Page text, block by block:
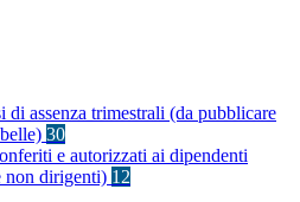
di assenza trimestrali (da pubblicare
30
e autorizzati ai dipendenti
non dirigenti) 12